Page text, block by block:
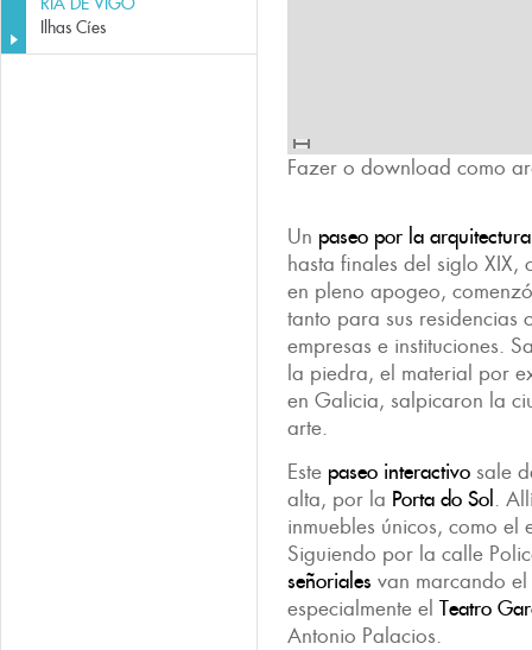
Ilhas Cíes
Fazer o download como
Un paseo por la
hasta finales del siglo
en pleno apogeo,
tanto para sus residencias
empresas e instituciones.
la piedra, el material por
en Galicia, salpicaron la
arte.
Este paseo interactivo sale
alta, por la Porta do Sol .
inmuebles únicos, como
Siguiendo por la calle
señoriales van marcando
especialmente el Teatro
Antonio Palacios.